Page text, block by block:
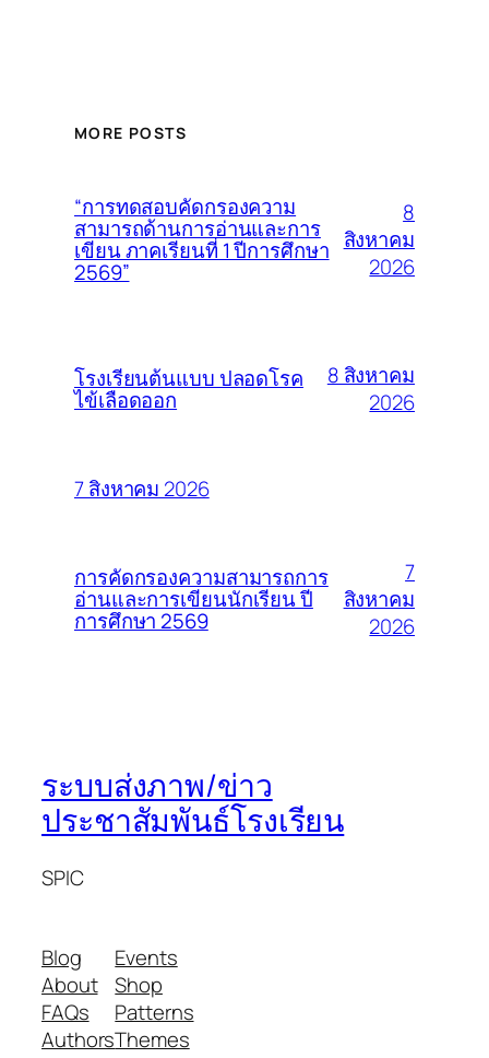
MORE POSTS
“การทดสอบคัดกรองความ
สามารถด้านการอ่านและการ
เขียน ภาคเรียนที่ 1 ปีการศึกษา
2569”
8
สิงหาคม
2026
โรงเรียนต้นแบบ ปลอดโรค
ไข้เลือดออก
8 สิงหาคม
2026
7 สิงหาคม 2026
การคัดกรองความสามารถการ
อ่านและการเขียนนักเรียน ปี
การศึกษา 2569
7
สิงหาคม
2026
ระบบส่งภาพ/ข่าว
ประชาสัมพันธ์โรงเรียน
SPIC
Blog
About
FAQs
Authors
Events
Shop
Patterns
Themes